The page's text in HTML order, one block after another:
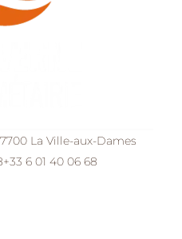
La Ville-aux-Dames
+33 6 01 40 06 68